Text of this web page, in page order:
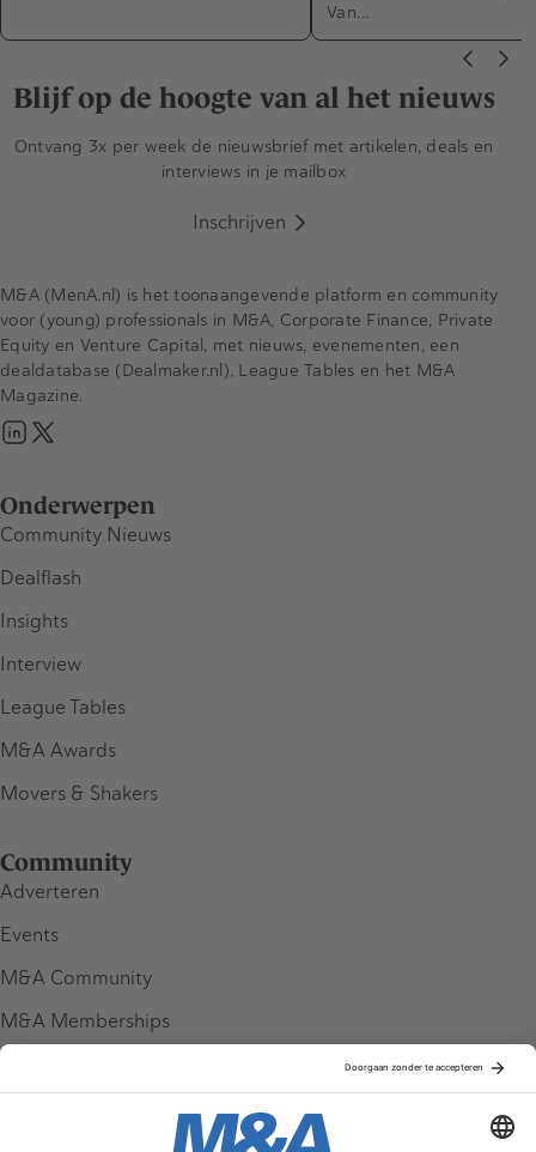
Van…
Blijf op de hoogte van al het nieuws
Ontvang 3x per week de nieuwsbrief met artikelen, deals en
interviews in je mailbox
Inschrijven
Onderwerpen
Community Nieuws
Dealflash
Insights
Interview
League Tables
M&A Awards
Movers & Shakers
Community
Adverteren
Events
M&A Community
M&A Memberships
M&A (MenA.nl) is het toonaangevende platform en community
voor (young) professionals in M&A, Corporate Finance, Private
Equity en Venture Capital, met nieuws, evenementen, een
dealdatabase (Dealmaker.nl), League Tables en het M&A
Magazine.